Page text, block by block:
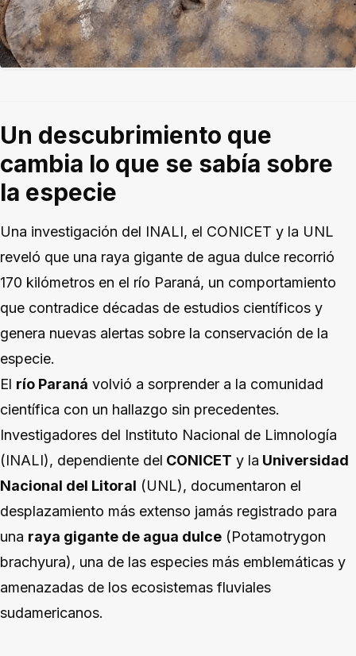
Un descubrimiento que
cambia lo que se sabía sobre
la especie
Una investigación del INALI, el CONICET y la UNL
reveló que una raya gigante de agua dulce recorrió
170 kilómetros en el río Paraná, un comportamiento
que contradice décadas de estudios científicos y
genera nuevas alertas sobre la conservación de la
especie.
El río Paraná volvió a sorprender a la comunidad
científica con un hallazgo sin precedentes.
Investigadores del Instituto Nacional de Limnología
(INALI), dependiente del CONICET y la Universidad
Nacional del Litoral (UNL), documentaron el
desplazamiento más extenso jamás registrado para
una raya gigante de agua dulce (Potamotrygon
brachyura), una de las especies más emblemáticas y
amenazadas de los ecosistemas fluviales
sudamericanos.